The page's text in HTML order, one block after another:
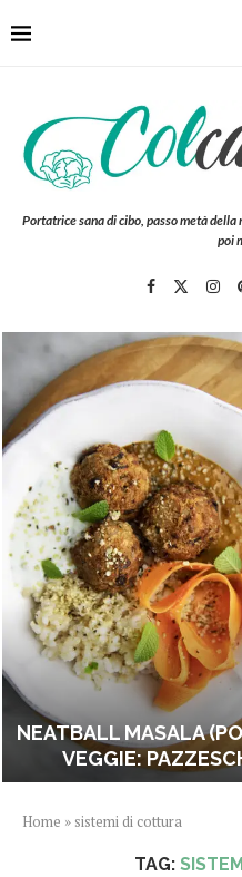
Portatrice sana di cibo, passo metà
poi
NEATBALL MASALA
VEGGIE:
Home » sistemi di cottura
TAG: